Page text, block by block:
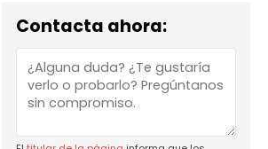
Contacta ahora: